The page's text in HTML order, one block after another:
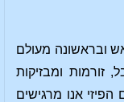
ובראשונה מעולם
זורמות ומבזיקות
אנו מרגישים